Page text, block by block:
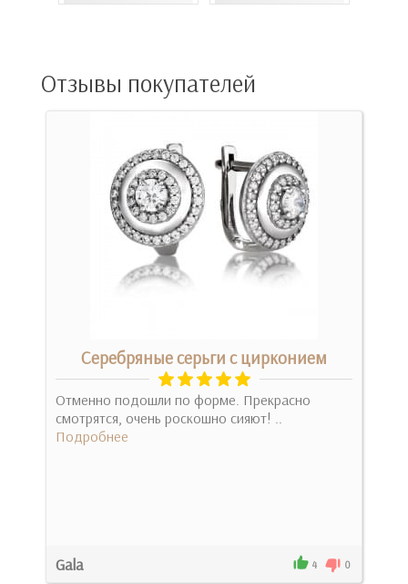
Отзывы покупателей
Серебряные серьги с цирконием
Отменно подошли по форме. Прекрасно
смотрятся, очень роскошно сияют! ..
Подробнее
Gala 4 0